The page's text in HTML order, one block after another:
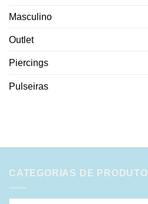
Masculino
Outlet
Piercings
Pulseiras
CATEGORIAS DE PRODUTO